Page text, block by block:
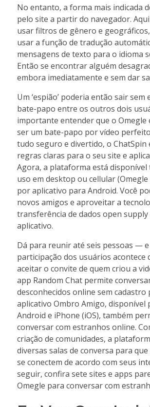
No entanto, a forma mais indicada
pelo site a partir do navegador.
usar filtros de gênero e
usar a função de tradução
mensagens de texto para o idioma
Então se encontrar alguém
embora imediatamente e sem dar
Um ‘espião’ poderia então sair sem
bate-papo entre os outros dois
importante entender que o Omegle
ser um bate-papo por vídeo
tudo seguro e divertido, o ChatSpin
regras claras para o seu site e
Agora, a plataforma está
uso em desktop ou cellular
por aplicativo para Android. Você
novos amigos e aproveitar a
transferência de dados open supply
aplicativo.
Dá para reunir até seis pessoas — e
participação dos usuários acontece
aceitar o convite de quem criou a
app Random Chat permite
desconhecidos online sem cadastro
aplicativo Ombro Amigo, disponível
Android e iPhone (iOS), também
conversar com estranhos online.
criação de comunidades, a
diversas salas de conversa para
se conectem de acordo com seus
seguir, confira sete sites e apps
Omegle para conversar com